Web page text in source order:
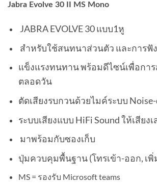
Jabra Evolve 30 II MS Mono
JABRA EVOLVE 30 แบบ1หู
สำหรับใช้สนทนาส่วนตัว และการฟั
แข็งแรงทนทาน พร้อมดีไซน์เพื่อกา
ตลอดวัน
ตัดเสียงรบกวนด้วยไมค์ระบบ
ระบบเสียงแบบ HiFi Sound ให้เสียง
มาพร้อมกับซองเก็บ
ปุ่มควบคุมพื้นฐาน (โทรเข้า-ออก, เพิ่
MS = รองรับ Microsoft teams